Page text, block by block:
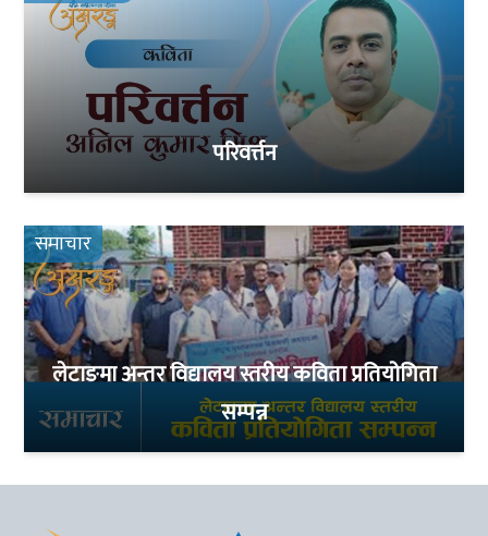
परिवर्त्तन
समाचार
लेटाङमा अन्तर विद्यालय स्तरीय कविता प्रतियोगिता
सम्पन्न